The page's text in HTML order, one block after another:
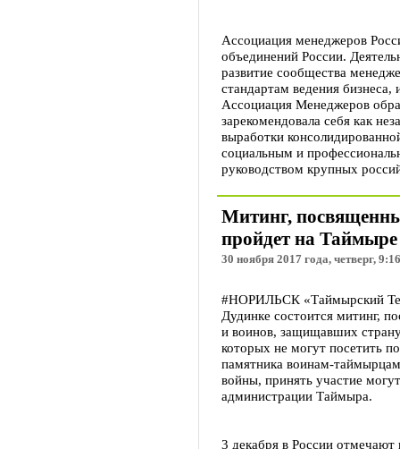
Ассоциация менеджеров
объединений России.
развитие сообщества
стандартам ведения
Ассоциация Менеджеров
зарекомендовала себя как
выработки
социальным и
руководством крупных
Митинг,
пройдет на Таймыре
30 ноября 2017 года, четверг, 9:16
#НОРИЛЬСК «Таймырский
Дудинке состоится митинг,
и воинов, защищавших
которых не могут посетить
памятника воинам-
войны, принять участие
администрации Таймыра.
3 декабря в России отмечают